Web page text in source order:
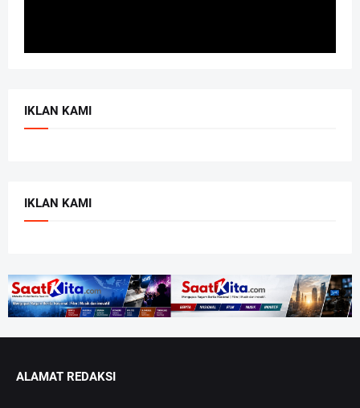
IKLAN KAMI
IKLAN KAMI
ALAMAT REDAKSI